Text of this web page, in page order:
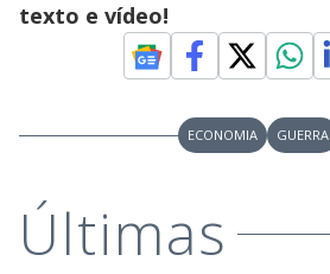
texto e vídeo!
ECONOMIA GUERRA
Últimas